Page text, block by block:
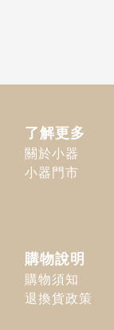
了解更多
關於小器
小器門市
購物說明
購物須知
退換貨政策